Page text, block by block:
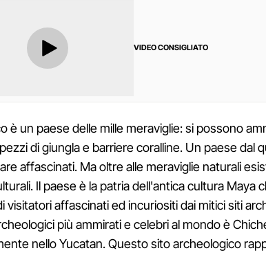
VIDEO CONSIGLIATO
è un paese delle mille meraviglie: si possono
di giungla e barriere coralline. Un paese dal
affascinati. Ma oltre alle meraviglie naturali
Il paese è la patria dell'antica cultura Maya
visitatori affascinati ed incuriositi dai mitici siti
più ammirati e celebri al mondo è
nello Yucatan. Questo sito archeologico